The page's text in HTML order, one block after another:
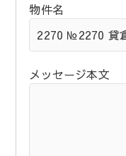
物件名
メッセージ本文